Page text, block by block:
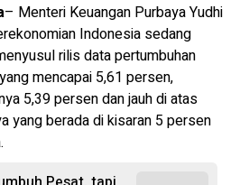
– Menteri Keuangan Purbaya Yudhi
Indonesia sedang
rilis data pertumbuhan
mencapai 5,61 persen,
5,39 persen dan jauh di atas
yang berada di kisaran 5 persen